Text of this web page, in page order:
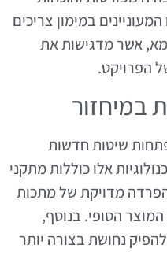
במימון צריכים
אשר מדגישות את
הפרויקט.
במיחזור
שיטות חדשות
אלו כוללות מתקני
מדויקת של מתכות
הסופי. בנוסף,
נחושת בצורה יותר